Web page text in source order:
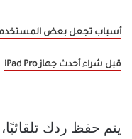
أسباب تجعل بعض
قبل شراء أحدث جهاز iPad Pro
يتم حفظ ردك